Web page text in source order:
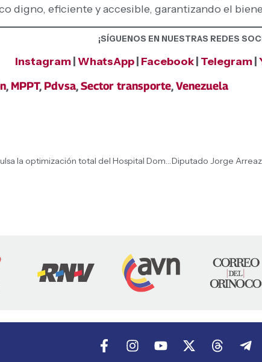
digno, eficiente y accesible, garantizando el
¡SÍGUENOS EN NUESTRAS REDES
Instagram WhatsApp Facebook Telegram
, MPPT, Pdvsa,Sector transporte,Venezuela
Plan Dr. José Gregorio Hernández impulsa la optimización total del Hospital Domingo Luciani